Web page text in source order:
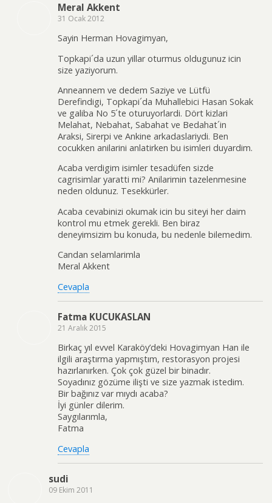
Meral Akkent
31 Ocak 2012
Sayin Herman Hovagimyan,
Topkapi´da uzun yillar oturmus oldugunuz icin
size yaziyorum.
Anneannem ve dedem Saziye ve Lütfü
Derefindigi, Topkapi´da Muhallebici Hasan Sokak
ve galiba No 5´te oturuyorlardi. Dört kizlari
Melahat, Nebahat, Sabahat ve Bedahat´in
Araksi, Sirerpi ve Ankine arkadaslariydi. Ben
cocukken anilarini anlatirken bu isimleri duyardim.
Acaba verdigim isimler tesadüfen sizde
cagrisimlar yaratti mi? Anilarimin tazelenmesine
neden oldunuz. Tesekkürler.
Acaba cevabinizi okumak icin bu siteyi her daim
kontrol mu etmek gerekli. Ben biraz
deneyimsizim bu konuda, bu nedenle bilemedim.
Candan selamlarimla
Meral Akkent
Cevapla
Fatma KUCUKASLAN
21 Aralık 2015
Birkaç yıl evvel Karaköy’deki Hovagimyan Han ile
ilgili araştırma yapmıştım, restorasyon projesi
hazırlanırken. Çok çok güzel bir binadır.
Soyadınız gözüme ilişti ve size yazmak istedim.
Bir bağınız var mıydı acaba?
İyi günler dilerim.
Saygılarımla,
Fatma
Cevapla
sudi
09 Ekim 2011